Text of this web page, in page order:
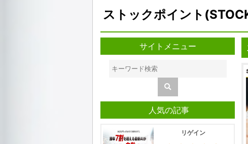
ストックポイント
サイトメニュー
人気の記事
リゲイン